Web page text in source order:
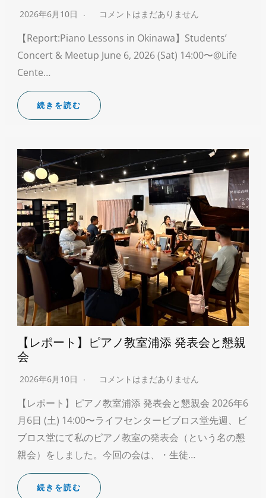
2026年6月10日 コメントはまだありません
【Report:Piano Lessons in Okinawa】Students’
Concert & Meetup June 6, 2026 (Sat) 14:00〜@Life
Cente…
続きを読む
【レポート】ピアノ教室浦添 発表会と懇親
会
2026年6月10日 コメントはまだありません
【レポート】ピアノ教室浦添 発表会と懇親会 2026年6
月6日 (土) 14:00〜ライフセンタービブロス堂先週、ビ
ブロス堂にて私のピアノ教室の発表会（という名の懇
親会）をしました。今回の会は、・生徒…
続きを読む